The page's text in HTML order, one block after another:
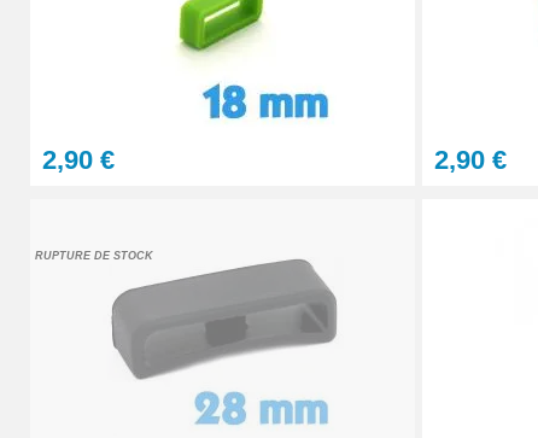
2,90 € 2,90 €
RUPTURE DE STOCK